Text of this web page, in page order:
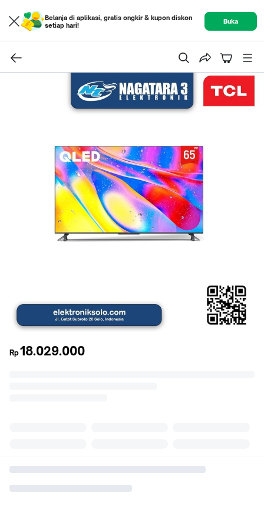
Belanja di aplikasi, gratis ongkir & kupon diskon
setiap hari!
Buka
Rp18.029.000